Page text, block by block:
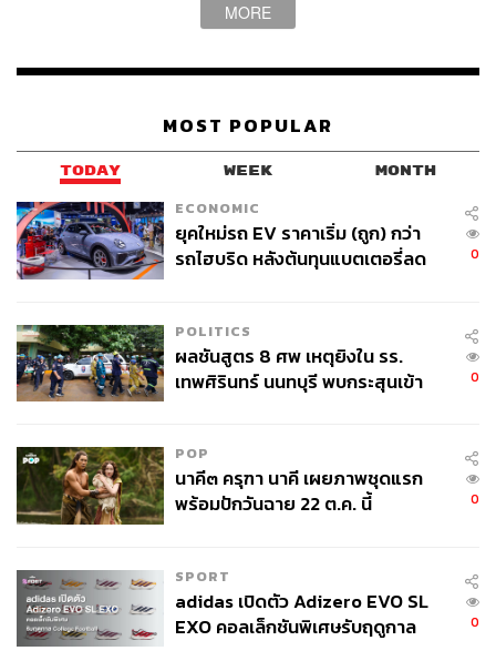
MORE
MOST POPULAR
TODAY WEEK MONTH
ECONOMIC
ยุคใหม่รถ EV ราคาเริ่ม (ถูก) กว่า
รถไฮบริด หลังต้นทุนแบตเตอรี่ลด
0
POLITICS
ผลชันสูตร 8 ศพ เหตุยิงใน รร.
เทพศิรินทร์ นนทบุรี พบกระสุนเข้า
0
POP
นาคี๓ ครุฑา นาคี เผยภาพชุดแรก
พร้อมปักวันฉาย 22 ต.ค. นี้
0
SPORT
adidas เปิดตัว Adizero EVO SL
EXO คอลเล็กชันพิเศษรับฤดูกาล
0